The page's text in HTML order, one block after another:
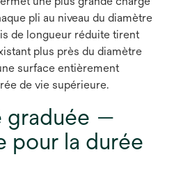
pli au niveau du diamètre
de longueur réduite tirent
plus près du diamètre
surface entièrement
de vie supérieure.
graduée —
pour la durée